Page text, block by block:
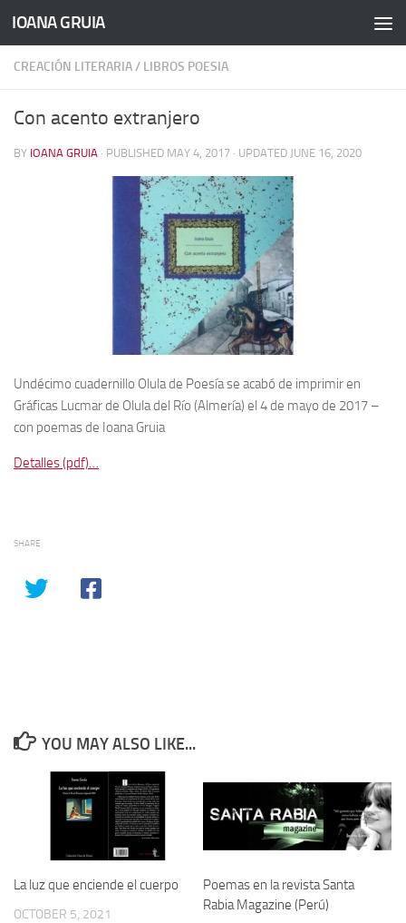
Skip to content
IOANA GRUIA
CREACIÓN LITERARIA/ LIBROS POESIA
Con acento extranjero
BY IOANA GRUIA · PUBLISHED MAY 4, 2017 · UPDATED JUNE 16, 2020
Undécimo cuadernillo Olula de Poesía se acabó de imprimir en
Gráficas Lucmar de Olula del Río (Almería) el 4 de mayo de 2017 –
con poemas de Ioana Gruia
Detalles (pdf)…
SHARE
YOU MAY ALSO LIKE...
La luz que enciende el cuerpo
OCTOBER 5, 2021
Poemas en la revista Santa
Rabia Magazine (Perú)